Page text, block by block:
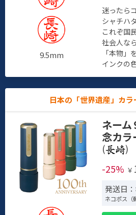
9.5mm
迷ったら
シャチハ
これぞ国
社会人な
「本物」
インクの
日本の「世界遺産」カ
ネー
念カラ
(
)
-25% ￥
発送日
ネコポス（